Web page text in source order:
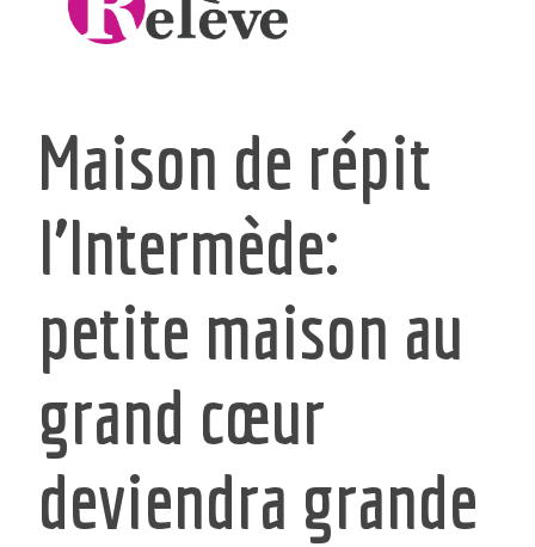
Maison de répit
l’Intermède:
petite maison au
grand cœur
deviendra grande